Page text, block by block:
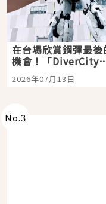
在台場欣賞鋼彈最後
機會！「DiverCity
Tokyo Plaza」搭船、
購物、美食及夜景，一
2026年07月13日
No.3